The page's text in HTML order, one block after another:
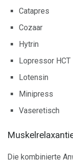
Catapres
Cozaar
Hytrin
Lopressor HCT
Lotensin
Minipress
Vaseretisch
Die kombinierte